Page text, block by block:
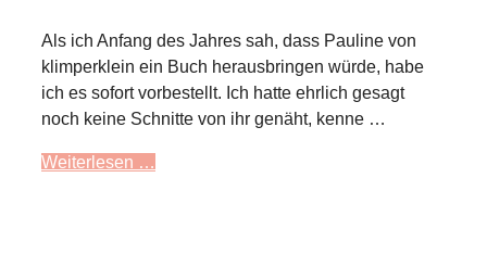
Als ich Anfang des Jahres sah, dass Pauline von
klimperklein ein Buch herausbringen würde, habe
ich es sofort vorbestellt. Ich hatte ehrlich gesagt
noch keine Schnitte von ihr genäht, kenne …
Weiterlesen …